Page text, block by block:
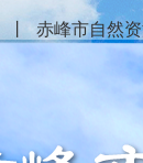
赤峰市自然